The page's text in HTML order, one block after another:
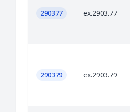
290377 ex.2903.77
290379 ex.2903.79